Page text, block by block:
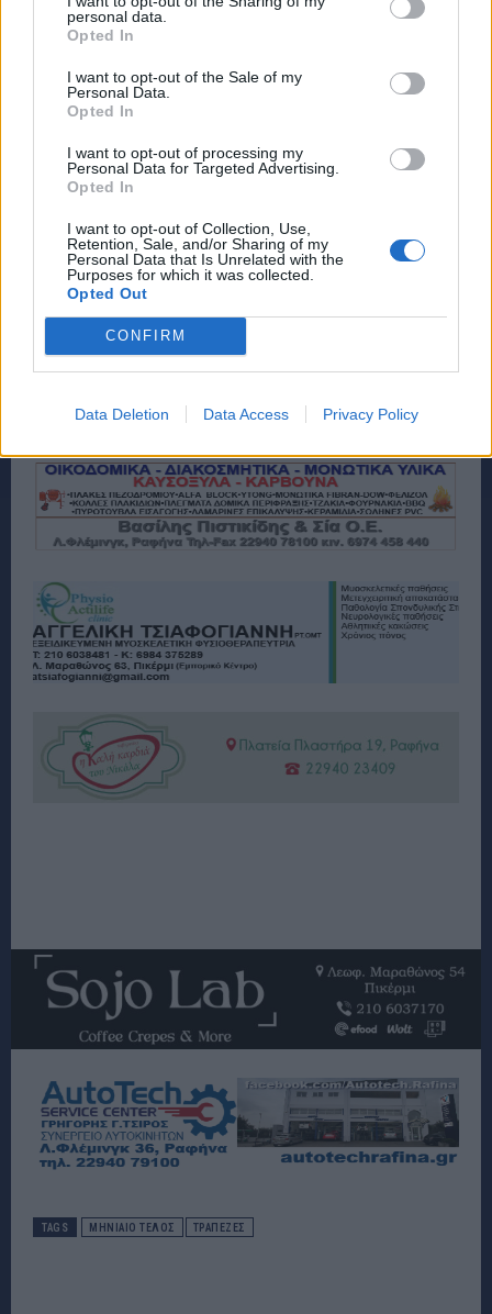
personal data.
Opted In
I want to opt-out of the Sale of my
Personal Data.
Opted In
I want to opt-out of processing my
Personal Data for Targeted Advertising.
Opted In
I want to opt-out of Collection, Use,
Retention, Sale, and/or Sharing of my
Personal Data that Is Unrelated with the
Purposes for which it was collected.
Opted Out
CONFIRM
Data Deletion Data Access Privacy Policy
TAGS ΜΗΝΙΑΊΟ ΤΈΛΟΣ ΤΡΆΠΕΖΕΣ